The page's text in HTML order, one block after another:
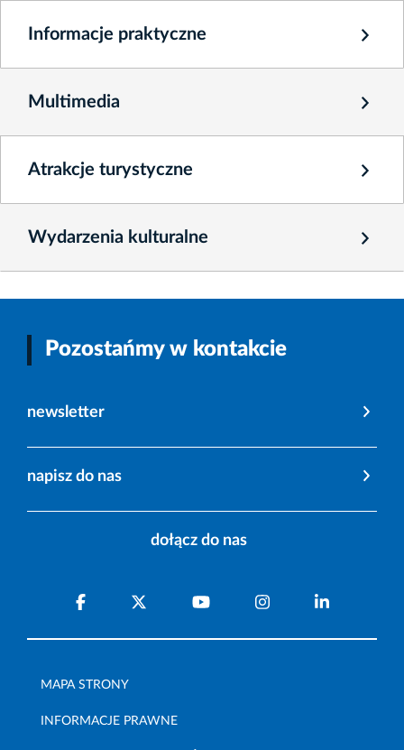
Informacje praktyczne
Multimedia
Atrakcje turystyczne
Wydarzenia kulturalne
Pozostańmy w kontakcie
newsletter
napisz do nas
dołącz do nas
MAPA STRONY
INFORMACJE PRAWNE